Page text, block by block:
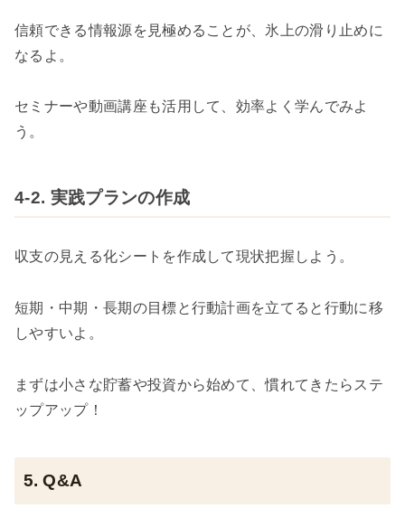
信頼できる情報源を見極めることが、氷上の滑り止めに
なるよ。
セミナーや動画講座も活用して、効率よく学んでみよ
う。
4-2. 実践プランの作成
収支の見える化シートを作成して現状把握しよう。
短期・中期・長期の目標と行動計画を立てると行動に移
しやすいよ。
まずは小さな貯蓄や投資から始めて、慣れてきたらステ
ップアップ！
5. Q&A